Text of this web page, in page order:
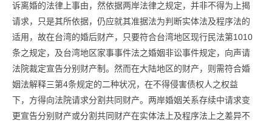
诉离婚的法律上事由，然依据两岸法律之规定，并非不得为上揭
请求，只是其所依据，仍应就其准据法为判断实体法及程序法的
适用，故在台湾的婚后财产，只要符合台湾地区现行民法第1010
条之规定，及台湾地区家事事件法之婚姻非讼事件规定，向声请
法院裁定宣告分别财产制。然而在大陆地区的财产，则需符合婚
姻法解释三第4条规定的二种状况，在不得侵害债权人之权益
下，方得向法院请求分割共同财产。两岸婚姻关系存续中请求变
更宣告分别财产或分割共同财产在实体法上及程序法上之差异不